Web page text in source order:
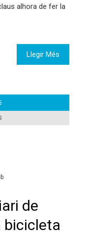
alhora de fer la
Llegir Més
de
bicicleta